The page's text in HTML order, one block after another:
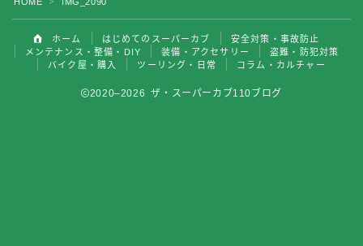
ホーム はじめてのスーパーカブ
安全対策・事故防止
メンテナンス・整備・DIY
装備・アクセサリー
盗難・防犯対策
バイク屋・購入
ツーリング・日常 コラム・カルチャー
2020–2026 ザ・スーパーカブ110ブログ